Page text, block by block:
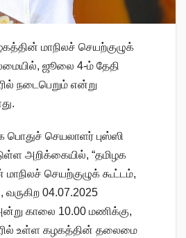
மாநிலச் செயற்குழுக்
ஜூலை 4-ம் தேதி
நடைபெறும் என்று
பொதுச் செயலாளர் புஸ்ஸி
அறிக்கையில், “தமிழக
செயற்குழுக் கூட்டம்,
04.07.2025
காலை 10.00 மணிக்கு,
உள்ள கழகத்தின் தலைமை